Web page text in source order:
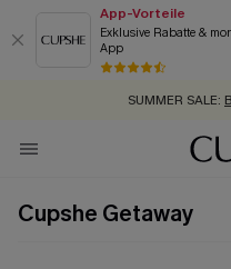
App-Vorteile
Exklusive Rabatte &
App
GRATIS MASSBAND MIT
SUMMER SALE:
ZUM NEWSLETTER:BIS
Cupshe Getaway